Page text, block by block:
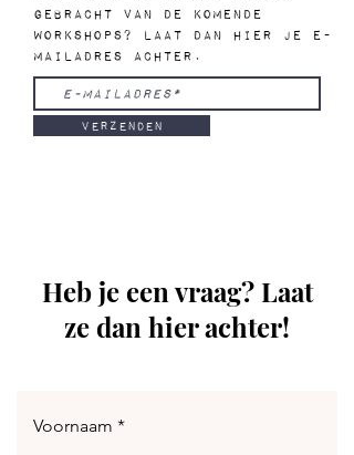
gebracht van de komende
workshops? Laat dan hier je e-
mailadres achter.
Verzenden
Heb je een vraag? Laat
ze dan hier achter!
Voornaam